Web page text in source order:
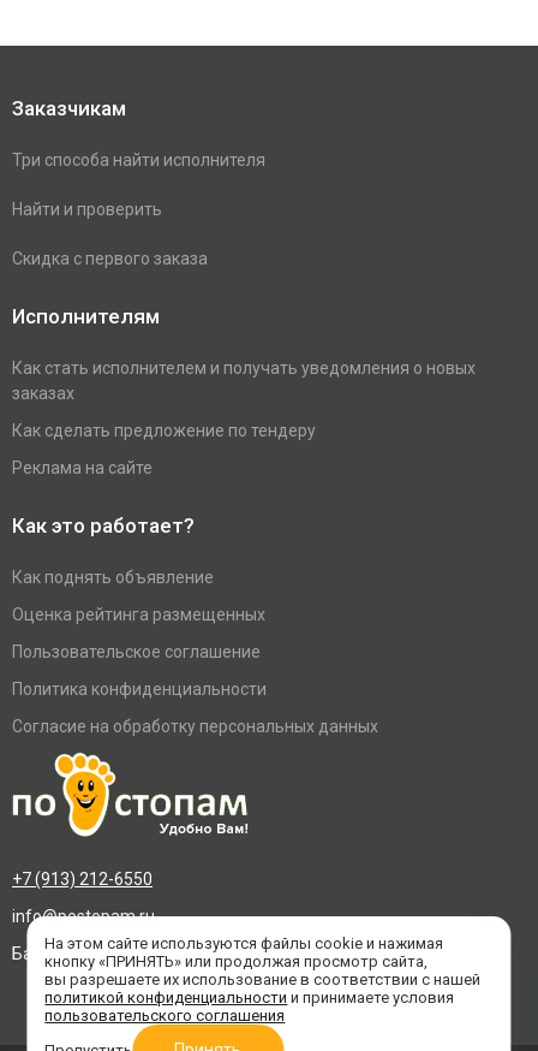
Заказчикам
Три способа найти исполнителя
Найти и проверить
Скидка с первого заказа
Исполнителям
Как стать исполнителем и получать уведомления о новых
заказах
Как сделать предложение по тендеру
Реклама на сайте
Как это работает?
Как поднять объявление
Оценка рейтинга размещенных
Пользовательское соглашение
Политика конфиденциальности
Согласие на обработку персональных данных
+7 (913) 212-6550
info@postopam.ru
Барнаул, пр. Социалистический 109, оф.455
На этом сайте используются файлы cookie и нажимая
кнопку «ПРИНЯТЬ» или продолжая просмотр сайта,
вы разрешаете их использование в соответствии с нашей
политикой конфиденциальности и принимаете условия
пользовательского соглашения